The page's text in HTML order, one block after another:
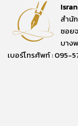
สำนั
ซอย
บาง
เบอร์โทรศัพท์ : 095-